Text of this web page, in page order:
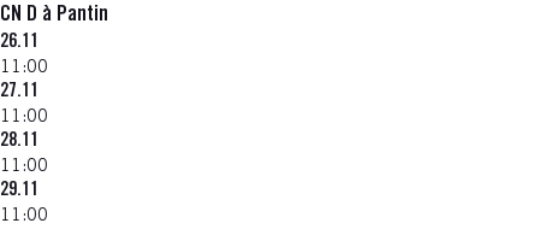
CN D à Pantin
26.11
11:00
27.11
11:00
28.11
11:00
29.11
11:00